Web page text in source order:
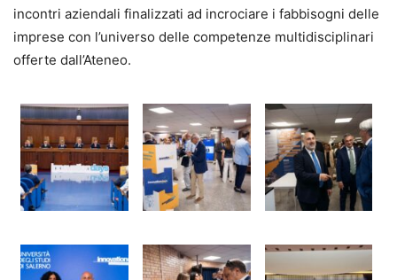
incontri aziendali finalizzati ad incrociare i fabbisogni delle
imprese con l’universo delle competenze multidisciplinari
offerte dall’Ateneo.